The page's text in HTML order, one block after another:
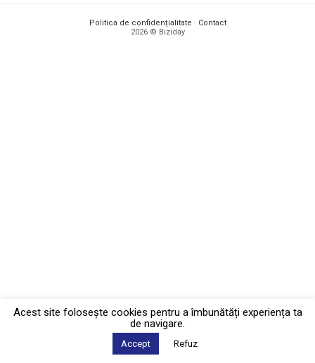
Politica de confidențialitate · Contact
2026 © Biziday
Acest site foloseşte cookies pentru a îmbunătăți experiența ta
de navigare.
Accept Refuz